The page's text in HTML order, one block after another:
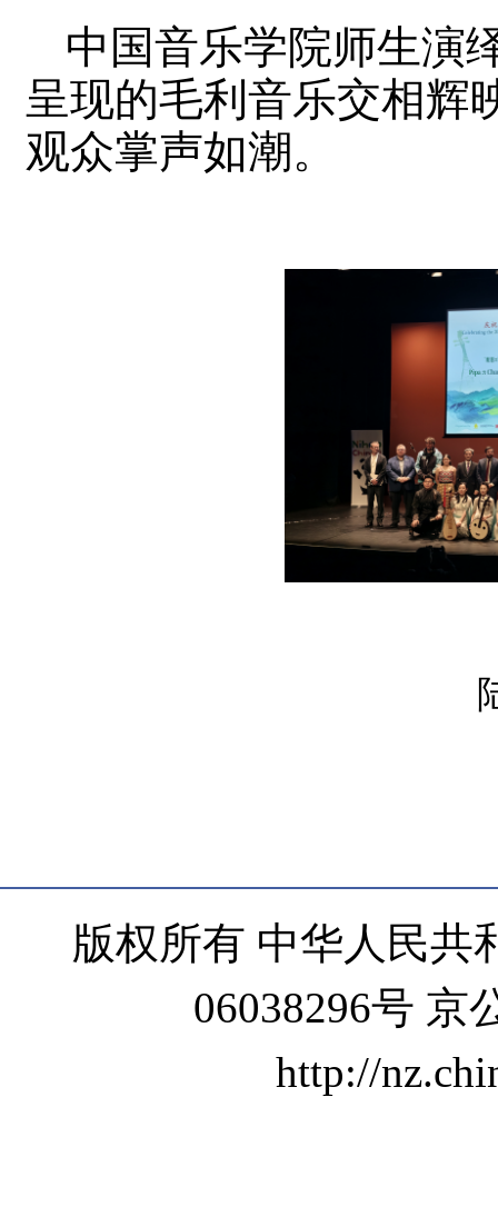
中国音乐学院师生演
呈现的毛利音乐交相辉
观众掌声如潮。
版权所有 中华人民共
06038296号 京
http://